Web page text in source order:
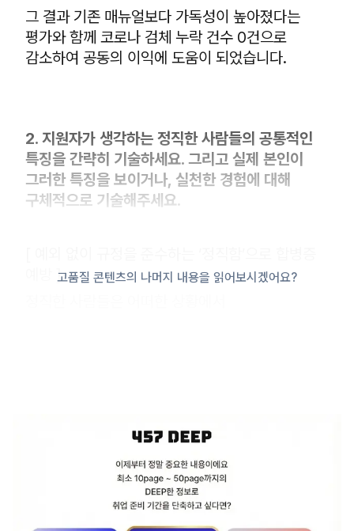
그 결과 기존 매뉴얼보다 가독성이 높아졌다는
평가와 함께 코로나 검체 누락 건수 0건으로
감소하여 공동의 이익에 도움이 되었습니다.
2. 지원자가 생각하는 정직한 사람들의 공통적인
특징을 간략히 기술하세요. 그리고 실제 본인이
그러한 특징을 보이거나, 실천한 경험에 대해
구체적으로 기술해주세요.
예방 ]고품질 콘텐츠의 나머지 내용을 읽어보시겠어요?